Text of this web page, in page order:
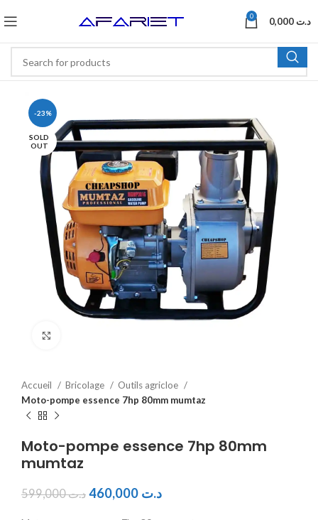
0 د.ت
-23%
SOLD
OUT
Accueil Bricolage
Outils agricloe
Moto-pompe essence 7hp 80mm mumtaz
Moto-pompe essence 7hp 80mm
mumtaz
د.ت599,000 د.ت